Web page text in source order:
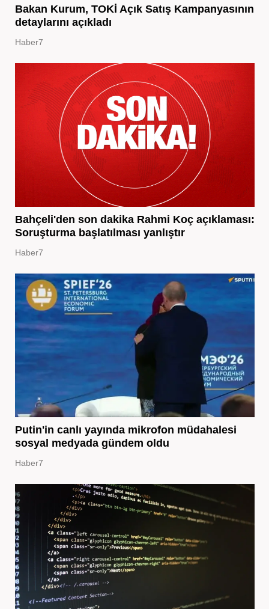
Bakan Kurum, TOKİ Açık Satış Kampanyasının
detaylarını açıkladı
Haber7
Bahçeli'den son dakika Rahmi Koç açıklaması:
Soruşturma başlatılması yanlıştır
Haber7
Putin'in canlı yayında mikrofon müdahalesi
sosyal medyada gündem oldu
Haber7